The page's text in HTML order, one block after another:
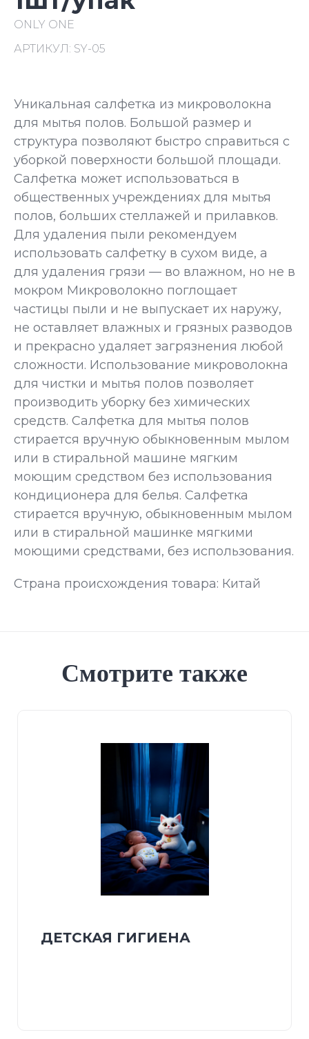
ONLY ONE
АРТИКУЛ: SY-05
Уникальная салфетка из микроволокна
для мытья полов. Большой размер и
структура позволяют быстро справиться с
уборкой поверхности большой площади.
Салфетка может использоваться в
общественных учреждениях для мытья
полов, больших стеллажей и прилавков.
Для удаления пыли рекомендуем
использовать салфетку в сухом виде, а
для удаления грязи — во влажном, но не в
мокром Микроволокно поглощает
частицы пыли и не выпускает их наружу,
не оставляет влажных и грязных разводов
и прекрасно удаляет загрязнения любой
сложности. Использование микроволокна
для чистки и мытья полов позволяет
производить уборку без химических
средств. Салфетка для мытья полов
стирается вручную обыкновенным мылом
или в стиральной машине мягким
моющим средством без использования
кондиционера для белья. Салфетка
стирается вручную, обыкновенным мылом
или в стиральной машинке мягкими
моющими средствами, без использования.
Страна происхождения товара: Китай
Смотрите также
ДЕТСКАЯ ГИГИЕНА